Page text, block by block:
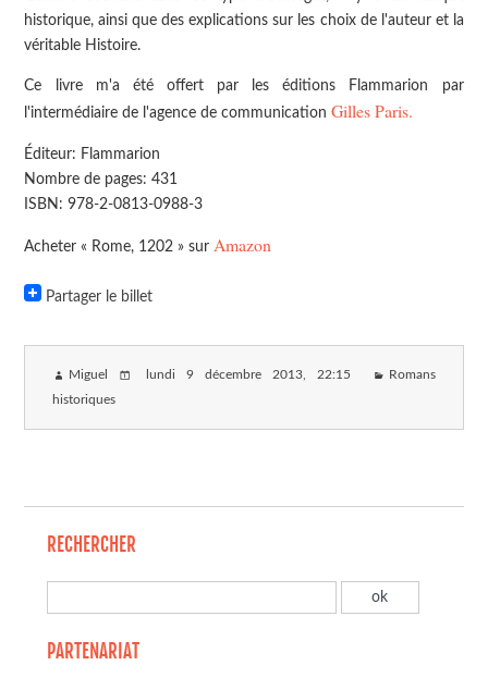
historique, ainsi que des explications sur les choix de l'auteur et la
véritable Histoire.
Ce livre m'a été offert par les éditions Flammarion par
l'intermédiaire de l'agence de communicationGilles Paris.
Éditeur: Flammarion
Nombre de pages: 431
ISBN: 978-2-0813-0988-3
Acheter « Rome, 1202 » sur Amazon
Partager le billet
Miguel lundi 9 décembre 2013, 22:15 Romans
historiques
RECHERCHER
PARTENARIAT